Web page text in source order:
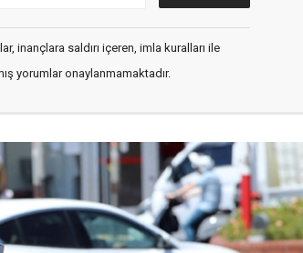
inançlara saldırı içeren, imla kuralları ile
yorumlar onaylanmamaktadır.